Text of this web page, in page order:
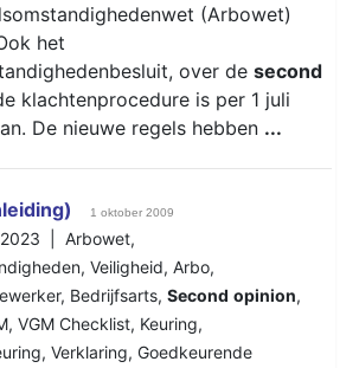
(Arbowet)
het
over de second
klachtenprocedure is per 1 juli
De nieuwe regels hebben ...
1 oktober 2009
2023 | Arbowet,
, Veiligheid, Arbo,
, Bedrijfsarts, Second opinion,
, VGM Checklist, Keuring,
, Verklaring, Goedkeurende